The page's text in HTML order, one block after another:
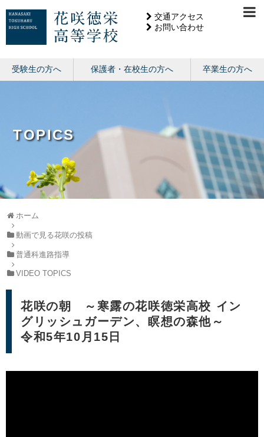
交通アクセス
お問い合わせ
受験生の方へ 保護者・在校生の方へ 卒業生の方へ
TOPICS
ホーム
動画で見る花咲の投稿
普通科進路指導
VIDEO TOPICS
花咲の朝 ～寒露の花咲徳栄高校 イン
グリッシュガーデン、瞑想の森他～
令和5年10月15日